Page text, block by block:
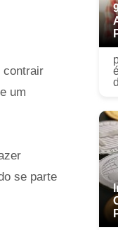
contrair
um
se parte